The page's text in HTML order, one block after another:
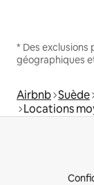
* Des exclusions
géographiques
Airbnb Suède
Locations